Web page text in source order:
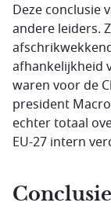
Deze conclusie
andere leiders.
afhankelijkheid
waren voor de
president
echter totaal
EU-27 intern
Conclusie